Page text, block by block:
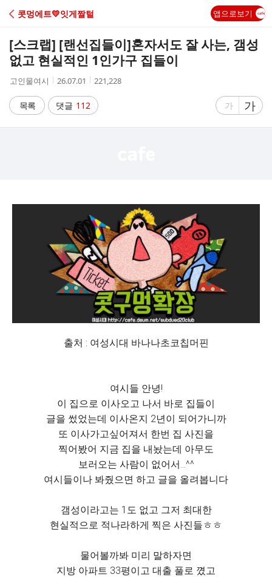
C
A
콧멍에트💛잇게짤털 앱으로보기
[스크랩] [랜선집들이]혼자서도 잘 사는, 갬성
없고 현실적인 1인가구 집들이
작
자
고인물여시
작
시
간
26.07.01
조
수
221,228
목록 댓글 112
글
가
글
자
가
출처 : 여성시대 바나나초코칩머핀
여시들 안녕!
이 집으로 이사오고 나서 바로 집들이
글을 썼었는데 이사온지 2년이 되어가니까
또 이사가고싶어져서 한번 집 사진을
찍어봤어 지금 집을 내놨는데 아무도
보러오는 사람이 없어서...^^
여시들이나 봐줬으면 하고 글을 올려봅니다
갬성이라고는 1도 없고 그저 최대한
현실적으로 적나라하게 찍은 사진들ㅎㅎ
물어볼까봐 미리 말하자면
지방 아파트 33평이고 대출 풀로 꼈고